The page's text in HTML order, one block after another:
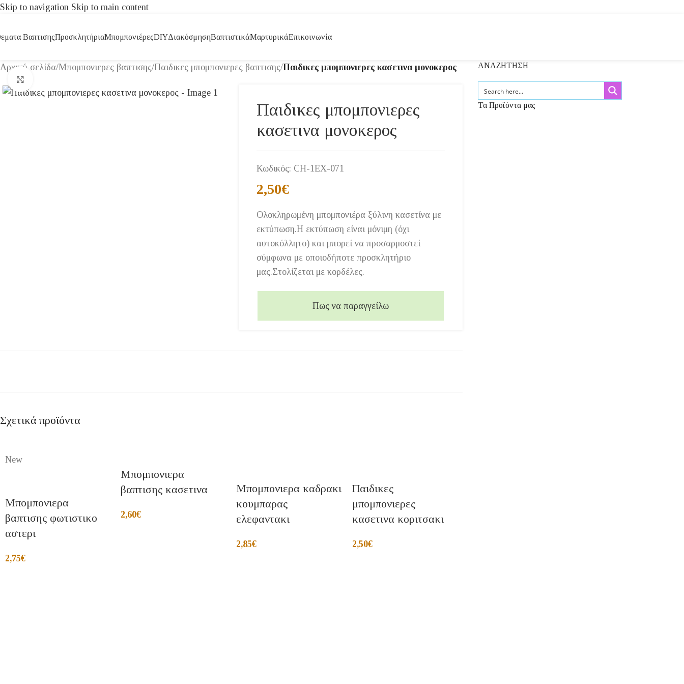
Skip to navigation Skip to main content
ΒαπτισηςΠροσκλητήριαΜπομπονιέρεςDIYΔιακόσμησηΒαπτιστικάΜαρτυρικάΕπικοινωνία
Αρχική σελίδα/Μπομπονιερες βαπτισης/Παιδικες μπομπονιερες βαπτισης/Παιδικες μπομπονιερες κασετινα μονοκερος
Παιδικες μπομπονιερες
κασετινα μονοκερος
Κωδικός: CH-1EX-071
2,50€
Ολοκληρωμένη μπομπονιέρα ξύλινη κασετίνα με
εκτύπωση.Η εκτύπωση είναι μόνιμη (όχι
αυτοκόλλητο) και μπορεί να προσαρμοστεί
σύμφωνα με οποιοδήποτε προσκλητήριο
μας.Στολίζεται με κορδέλες.
Πως να παραγγείλω
Σχετικά προϊόντα
New
Μπομπονιερα
βαπτισης φωτιστικο
αστερι
2,75€
Μπομπονιερα
βαπτισης κασετινα
2,60€
Μπομπονιερα καδρακι
κουμπαρας
ελεφαντακι
2,85€
Παιδικες
μπομπονιερες
κασετινα κοριτσακι
2,50€
ΑΝΑΖΗΤΗΣΗ
Τα Προϊόντα μας